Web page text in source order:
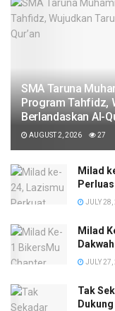
SMA Taruna
Program Tahfidz,
Berlandaskan Al-
AUGUST 2, 2026 27
Milad
JULY
Milad
JULY
Tak